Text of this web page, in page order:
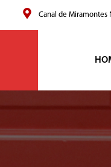
Canal de Miramontes